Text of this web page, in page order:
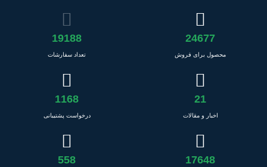
24677
محصول برای فروش
19188
تعداد سفارشات
21
اخبار و مقالات
1168
درخواست پشتیبانی
17648
558